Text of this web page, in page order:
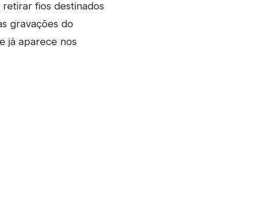
fios destinados
gravações do
já aparece nos